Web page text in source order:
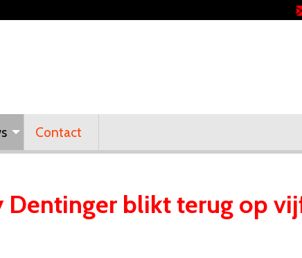
Contact
Dentinger blikt terug op